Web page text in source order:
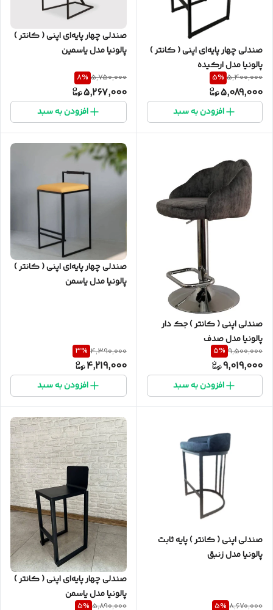
صندلی چهار پایه‌ای اپنی ( کانتر )
پالونیا مدل ارکیده
5,400,000
5%
5,089,000
افزودن به سبد
صندلی چهار پایه‌ای اپنی ( کانتر )
پالونیا مدل یاسمین
5,750,000
8%
5,267,000
افزودن به سبد
صندلی اپنی ( کانتر ) جک دار
پالونیا مدل صدف
9,500,000
5%
9,019,000
افزودن به سبد
صندلی چهار پایه‌ای اپنی ( کانتر )
پالونیا مدل یاسمن
4,390,000
3%
4,219,000
افزودن به سبد
صندلی اپنی ( کانتر ) پایه ثابت
پالونیا مدل زنبق
8,670,000
5%
صندلی چهار پایه‌ای اپنی ( کانتر )
پالونیا مدل یاسمن
5,890,000
5%